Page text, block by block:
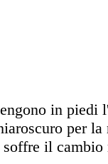
per la
soffre il cambio